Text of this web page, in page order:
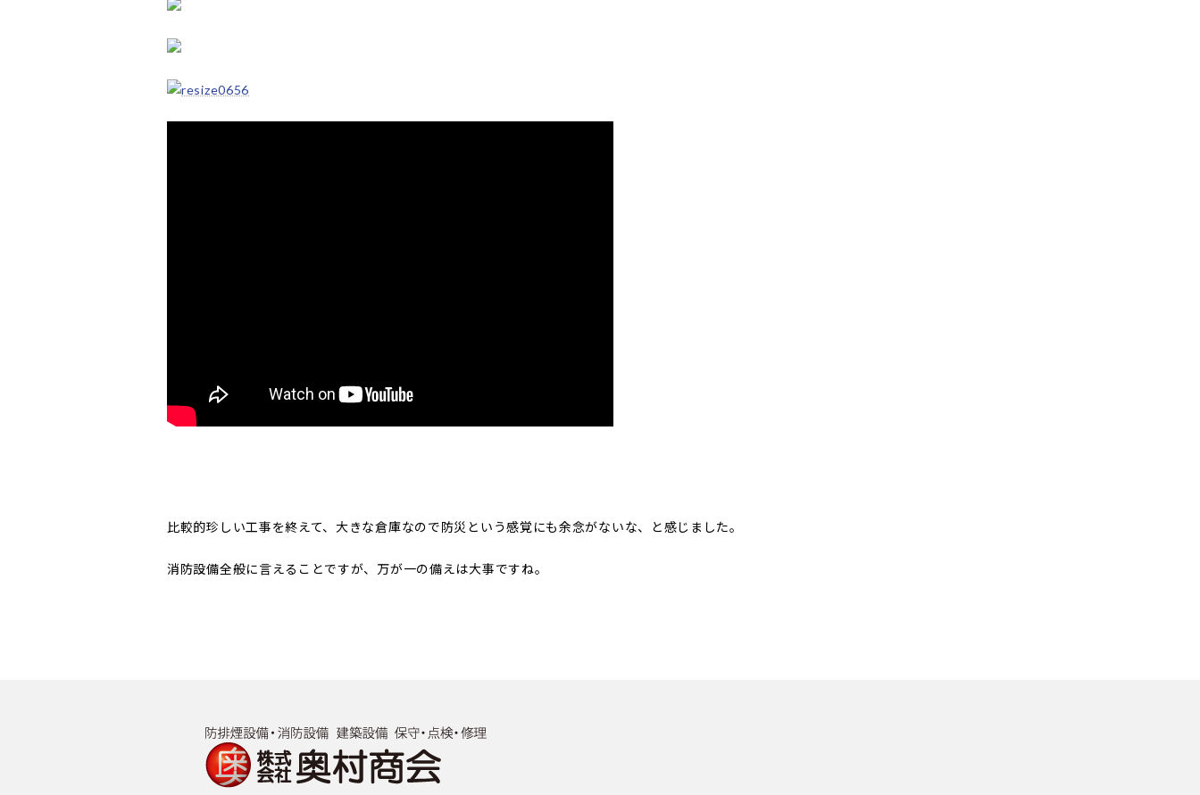
比較的珍しい工事を終えて、大きな倉庫なので防災という感覚にも余念がないな、と感じました。
消防設備全般に言えることですが、万が一の備えは大事ですね。